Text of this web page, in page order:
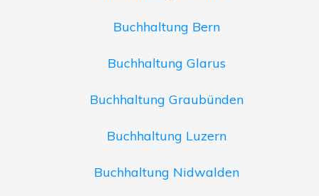
Buchhaltung Bern
Buchhaltung Glarus
Buchhaltung Graubünden
Buchhaltung Luzern
Buchhaltung Nidwalden